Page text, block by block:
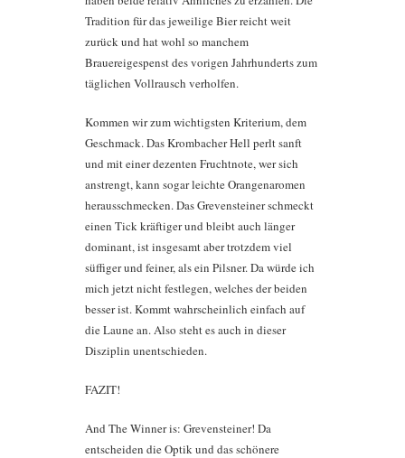
Tradition für das jeweilige Bier reicht weit
zurück und hat wohl so manchem
Brauereigespenst des vorigen Jahrhunderts zum
täglichen Vollrausch verholfen.
Kommen wir zum wichtigsten Kriterium, dem
Geschmack. Das Krombacher Hell perlt sanft
und mit einer dezenten Fruchtnote, wer sich
anstrengt, kann sogar leichte Orangenaromen
herausschmecken. Das Grevensteiner schmeckt
einen Tick kräftiger und bleibt auch länger
dominant, ist insgesamt aber trotzdem viel
süffiger und feiner, als ein Pilsner. Da würde ich
mich jetzt nicht festlegen, welches der beiden
besser ist. Kommt wahrscheinlich einfach auf
die Laune an. Also steht es auch in dieser
Disziplin unentschieden.
FAZIT!
And The Winner is: Grevensteiner! Da
entscheiden die Optik und das schönere